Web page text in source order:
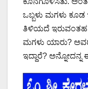
ಒಬ್ಬಳು ಮಗಳು ಕೂಡ
ತಿಳಿಯದೆ
ಮಗಳು ಯಾರು?
ಇದ್ದಾರೆ?